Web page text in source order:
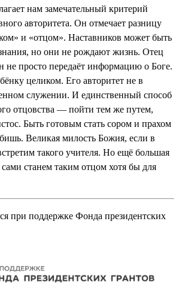
нам замечательный критерий
авторитета. Он отмечает разницу
и «отцом». Наставников может быть
но они не рождают жизнь. Отец
не просто передаёт информацию о Боге.
целиком. Его авторитет не в
служении. И единственный способ
отцовства — пойти тем же путем,
Быть готовым стать сором и прахом
Великая милость Божия, если в
такого учителя. Но ещё большая
станем таким отцом хотя бы для
при поддержке Фонда президентских